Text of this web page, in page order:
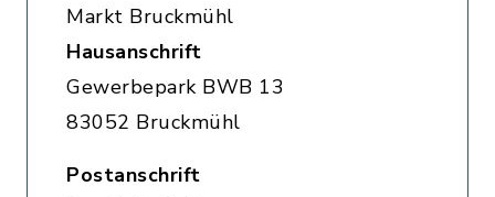
Markt Bruckmühl
Hausanschrift
Gewerbepark BWB 13
83052 Bruckmühl
Postanschrift